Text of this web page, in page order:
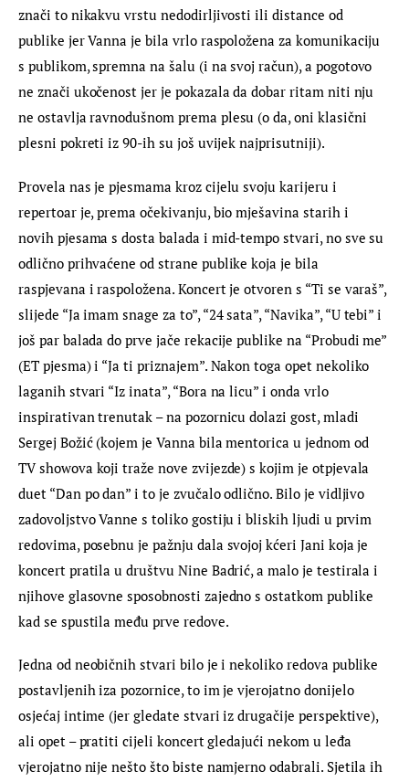
znači to nikakvu vrstu nedodirljivosti ili distance od
publike jer Vanna je bila vrlo raspoložena za komunikaciju
s publikom, spremna na šalu (i na svoj račun), a pogotovo
ne znači ukočenost jer je pokazala da dobar ritam niti nju
ne ostavlja ravnodušnom prema plesu (o da, oni klasični
plesni pokreti iz 90-ih su još uvijek najprisutniji).
Provela nas je pjesmama kroz cijelu svoju karijeru i
repertoar je, prema očekivanju, bio mješavina starih i
novih pjesama s dosta balada i mid-tempo stvari, no sve su
odlično prihvaćene od strane publike koja je bila
raspjevana i raspoložena. Koncert je otvoren s “Ti se varaš”,
slijede “Ja imam snage za to”, “24 sata”, “Navika”, “U tebi” i
još par balada do prve jače rekacije publike na “Probudi me”
(ET pjesma) i “Ja ti priznajem”. Nakon toga opet nekoliko
laganih stvari “Iz inata”, “Bora na licu” i onda vrlo
inspirativan trenutak – na pozornicu dolazi gost, mladi
Sergej Božić (kojem je Vanna bila mentorica u jednom od
TV showova koji traže nove zvijezde) s kojim je otpjevala
duet “Dan po dan” i to je zvučalo odlično. Bilo je vidljivo
zadovoljstvo Vanne s toliko gostiju i bliskih ljudi u prvim
redovima, posebnu je pažnju dala svojoj kćeri Jani koja je
koncert pratila u društvu Nine Badrić, a malo je testirala i
njihove glasovne sposobnosti zajedno s ostatkom publike
kad se spustila među prve redove.
Jedna od neobičnih stvari bilo je i nekoliko redova publike
postavljenih iza pozornice, to im je vjerojatno donijelo
osjećaj intime (jer gledate stvari iz drugačije perspektive),
ali opet – pratiti cijeli koncert gledajući nekom u leđa
vjerojatno nije nešto što biste namjerno odabrali. Sjetila ih